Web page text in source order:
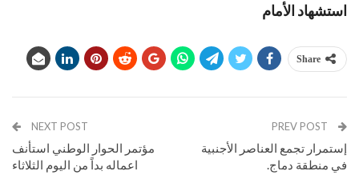
استشهاد الأمام
Share
إستمرار تجمع العناصر الأجنبية
في منطقة دماج.
NEXT POST
مؤتمر الحوار الوطني استأنف
اعماله بداً من اليوم الثلاثاء